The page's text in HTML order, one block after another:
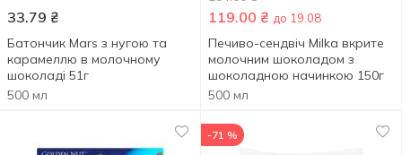
33.79 ₴
Батончик Mars з нугою та
карамеллю в молочному
шоколаді 51г
500 мл
119.00 ₴ до 19.08
Печиво-сендвіч Milka вкрите
молочним шоколадом з
шоколадною начинкою 150г
500 мл
-71 %